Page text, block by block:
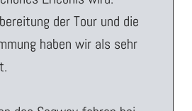
der Tour und die
haben wir als sehr